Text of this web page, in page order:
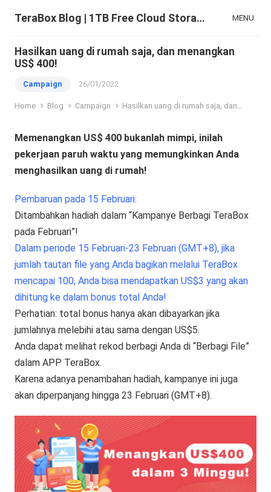
TeraBox Blog | 1TB Free Cloud Storage & All-in-One AI Space MENU
Hasilkan uang di rumah saja, dan menangkan
US$ 400!
Campaign 26/01/2022
Home Blog Campaign Hasilkan uang di rumah saja, dan menangkan US$ 400!
Memenangkan US$ 400 bukanlah mimpi, inilah
pekerjaan paruh waktu yang memungkinkan Anda
menghasilkan uang di rumah!
Pembaruan pada 15 Februari:
Ditambahkan hadiah dalam “Kampanye Berbagi TeraBox
pada Februari”!
Dalam periode 15 Februari-23 Februari (GMT+8), jika
jumlah tautan file yang Anda bagikan melalui TeraBox
mencapai 100, Anda bisa mendapatkan US$3 yang akan
dihitung ke dalam bonus total Anda!
Perhatian: total bonus hanya akan dibayarkan jika
jumlahnya melebihi atau sama dengan US$5.
Anda dapat melihat rekod berbagi Anda di “Berbagi File”
dalam APP TeraBox.
Karena adanya penambahan hadiah, kampanye ini juga
akan diperpanjang hingga 23 Februari (GMT+8).